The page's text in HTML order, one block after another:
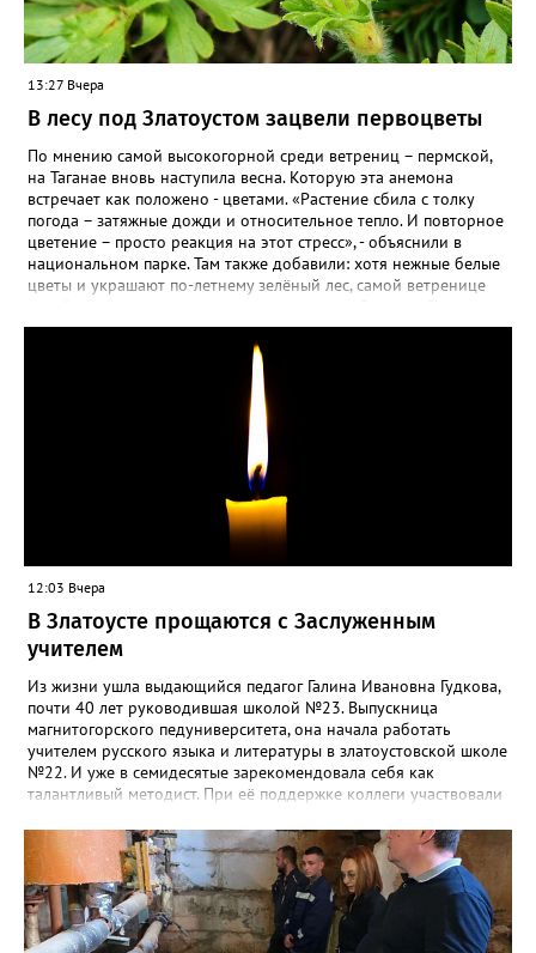
13:27 Вчера
В лесу под Златоустом зацвели первоцветы
По мнению самой высокогорной среди ветрениц – пермской,
на Таганае вновь наступила весна. Которую эта анемона
встречает как положено - цветами. «Растение сбила с толку
погода – затяжные дожди и относительное тепло. И повторное
цветение – просто реакция на этот стресс», - объяснили в
национальном парке. Там также добавили: хотя нежные белые
цветы и украшают по-летнему зелёный лес, самой ветренице
силы перед долгой зимовкой.
12:03 Вчера
В Златоусте прощаются с Заслуженным
учителем
Из жизни ушла выдающийся педагог Галина Ивановна Гудкова,
почти 40 лет руководившая школой №23. Выпускница
магнитогорского педуниверситета, она начала работать
учителем русского языка и литературы в златоустовской школе
№22. И уже в семидесятые зарекомендовала себя как
талантливый методист. При её поддержке коллеги участвовали
«Благодаря её мудрому руководству в школе сформировался
сильный педагогический коллектив, объединённый общими
ценностями и любовью к своему делу. Для многих Галина
Ивановна навсегда останется не только талантливым
руководителем, но и настоящим Учителем с большой буквы», -
говорится в сообществе школы №23 во ВКонтакте. Свои